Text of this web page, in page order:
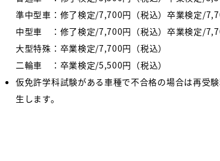
準中型車：修了検定/7,700円（税込）卒業検定/
中型車 ：修了検定/7,700円（税込）卒業検定/
大型特殊：卒業検定/7,700円（税込）
二輪車 ：卒業検定/5,500円（税込）
仮免許学科試験がある車種で不合格の場合は再受
生します。